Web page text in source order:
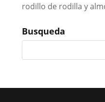
rodillo de rodilla y
Busqueda